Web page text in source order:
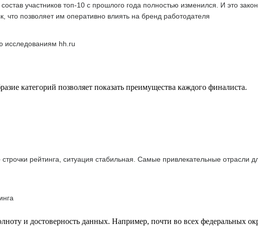
участников топ-10 с прошлого года полностью изменился. И это
что позволяет им оперативно влиять на бренд работодателя
исследованиям hh.ru
категорий позволяет показать преимущества каждого финалиста.
рейтинга, ситуация стабильная. Самые привлекательные отрасли
и достоверность данных. Например, почти во всех федеральных